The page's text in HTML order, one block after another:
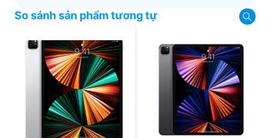
dễ dàng và nhanh chóng nhất. Cùng xem ngay
So sánh sản phẩm tương tự